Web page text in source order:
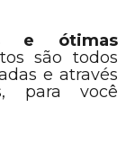
e ótimas
são todos
e através
para você